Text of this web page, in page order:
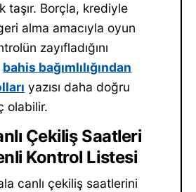
taşır. Borçla, krediyle
alma amacıyla oyun
zayıfladığını
bahis bağımlılığından
yazısı daha doğru
olabilir.
Çekiliş Saatleri
Kontrol Listesi
canlı çekiliş saatlerini